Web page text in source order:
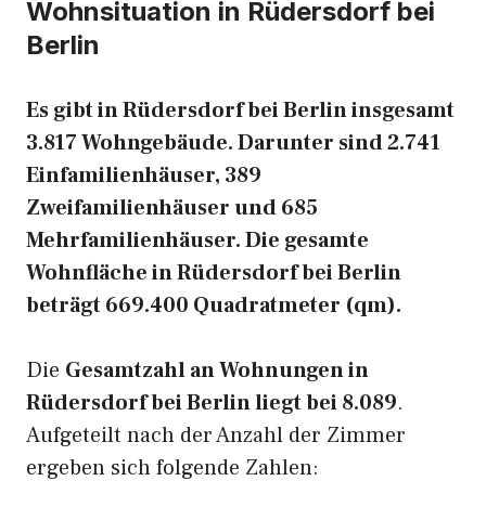
Wohnsituation in Rüdersdorf bei
Berlin
Es gibt in Rüdersdorf bei Berlin insgesamt
3.817 Wohngebäude. Darunter sind 2.741
Einfamilienhäuser, 389
Zweifamilienhäuser und 685
Mehrfamilienhäuser. Die gesamte
Wohnfläche in Rüdersdorf bei Berlin
beträgt 669.400 Quadratmeter (qm).
Die Gesamtzahl an Wohnungen in
Rüdersdorf bei Berlin liegt bei 8.089.
Aufgeteilt nach der Anzahl der Zimmer
ergeben sich folgende Zahlen: